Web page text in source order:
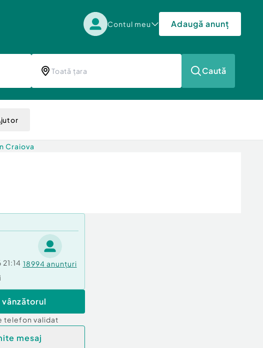
Contul meu Adaugă anunț
Caută
Craiova
18994 anunțuri
vânzătorul
telefon validat
mesaj